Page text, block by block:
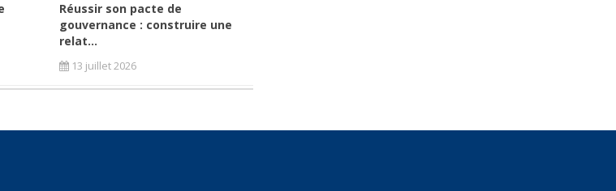
Réussir son pacte de
gouvernance : construire une
relat...
13 juillet 2026